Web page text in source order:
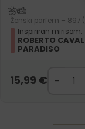
Ženski parfem – 897
Inspiriran mirisom:
ROBERTO
PARADISO
15,99 €